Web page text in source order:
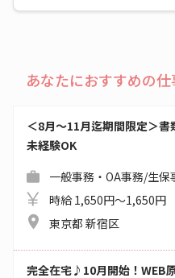
あなたにおすすめの仕
＜8月～11月迄期間限定＞
未経験OK
一般事務・OA事務/生保
時給 1,650円～1,650円
東京都 新宿区
完全在宅♪10月開始！WEB